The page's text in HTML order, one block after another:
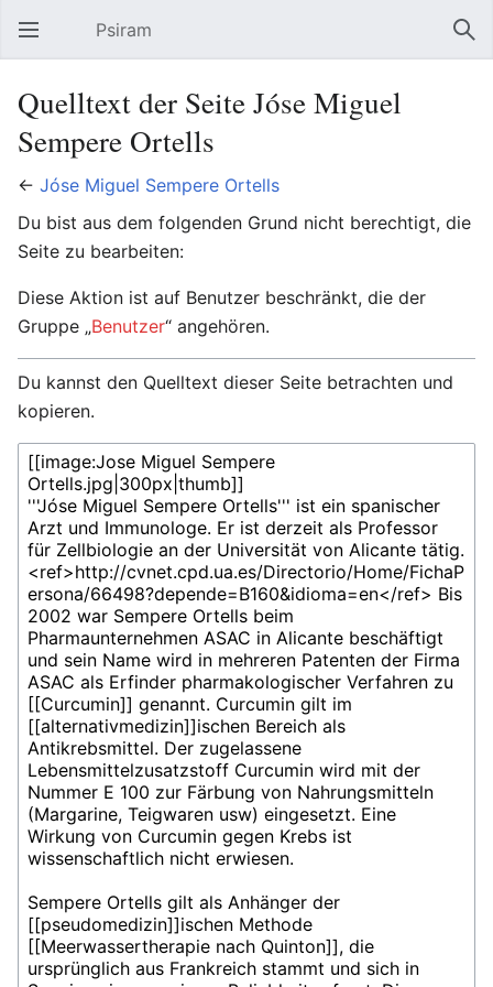
Hauptmenü öffnen Psiram
Quelltext der Seite Jóse Miguel
Sempere Ortells
← Jóse Miguel Sempere Ortells
Du bist aus dem folgenden Grund nicht berechtigt, die
Seite zu bearbeiten:
Diese Aktion ist auf Benutzer beschränkt, die der
Gruppe „Benutzer“ angehören.
Du kannst den Quelltext dieser Seite betrachten und
kopieren.